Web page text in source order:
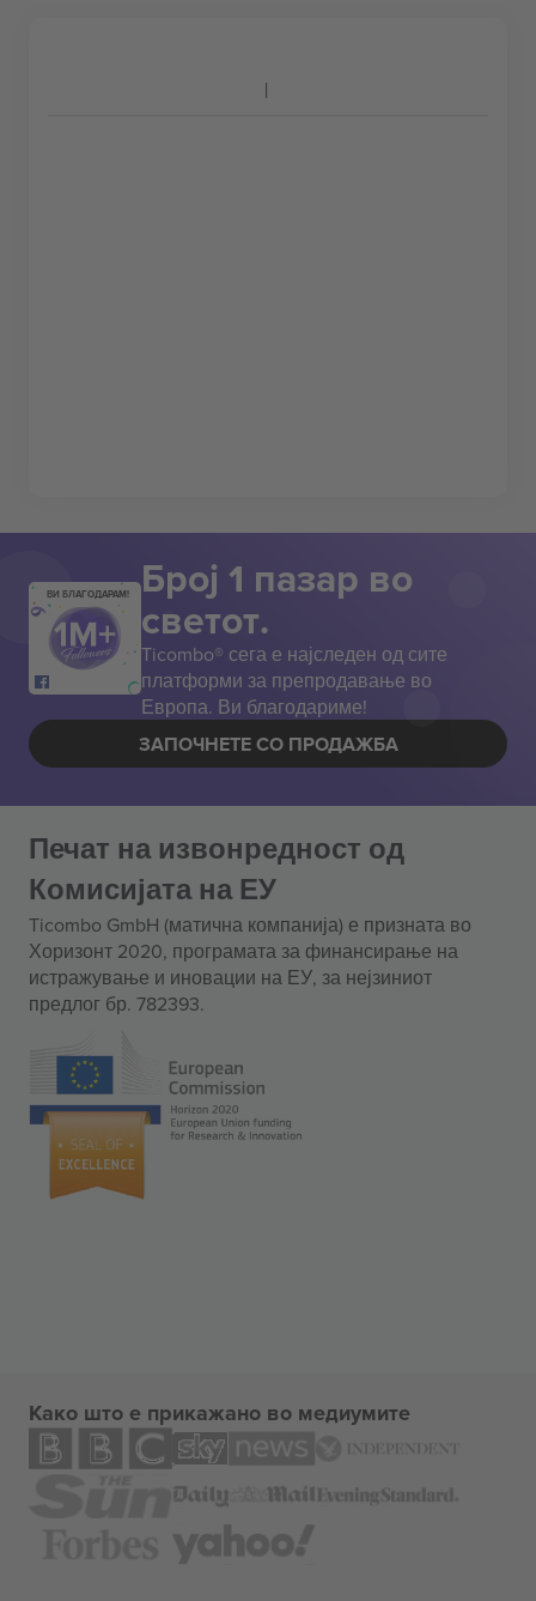
ВИ БЛАГОДАРАМ! Број 1 пазар во
светот.
Ticombo® сега е најследен од сите
платформи за препродавање во
Европа. Ви благодариме!
ЗАПОЧНЕТЕ СО ПРОДАЖБА
Печат на извонредност од
Комисијата на ЕУ
Ticombo GmbH (матична компанија) е призната во
Хоризонт 2020, програмата за финансирање на
истражување и иновации на ЕУ, за нејзиниот
предлог бр. 782393.
Како што е прикажано во медиумите